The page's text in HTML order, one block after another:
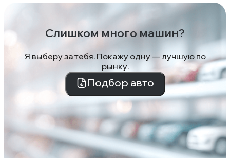
Слишком много машин?
Я выберу за тебя. Покажу одну — лучшую по
рынку.
Подбор авто